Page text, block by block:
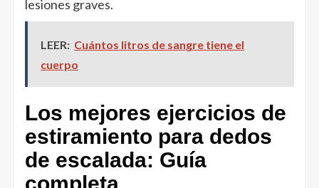
lesiones graves.
LEER: Cuántos litros de sangre tiene el
cuerpo
Los mejores ejercicios de
estiramiento para dedos
de escalada: Guía